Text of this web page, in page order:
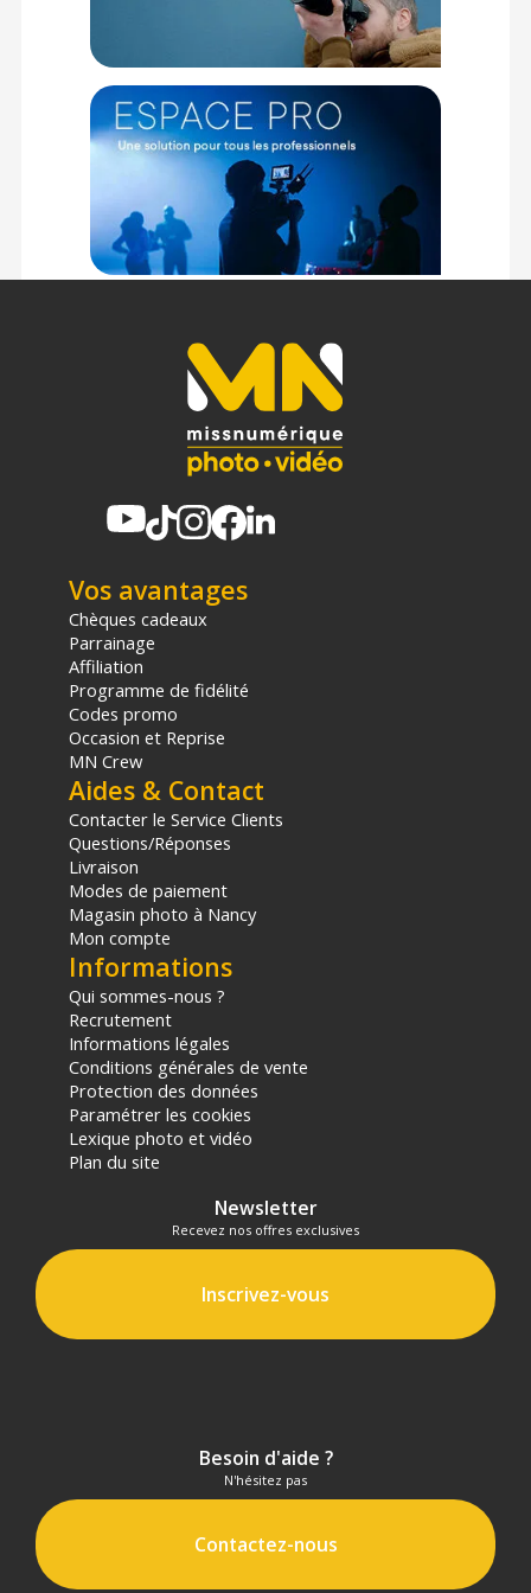
(1) Offre valable jusqu'au 31 Décembre 2030 à partir de 49 euros
d'achat, sur la base d'une expédition Chronopost 24H vers un point
relais situé en France continentale uniquement, valable uniquement
(2) Sous réserve d'éligibilité.
(3) Nombre de points Fidélité estimés, hors remises au panier, basé
sur le prix TTC en €, les points seront effectivement calculés dans le
Vos avantages
Chèques cadeaux
Parrainage
Affiliation
Programme de fidélité
Codes promo
Occasion et Reprise
MN Crew
Aides & Contact
Contacter le Service Clients
Questions/Réponses
Livraison
Modes de paiement
Magasin photo à Nancy
Mon compte
Informations
Qui sommes-nous ?
Recrutement
Informations légales
Conditions générales de vente
Protection des données
Paramétrer les cookies
Lexique photo et vidéo
Plan du site
Newsletter
Recevez nos offres exclusives
Inscrivez-vous
Besoin d'aide ?
N'hésitez pas
Contactez-nous